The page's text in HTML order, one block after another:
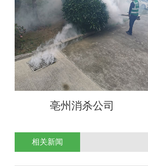
亳州消杀公司
相关新闻